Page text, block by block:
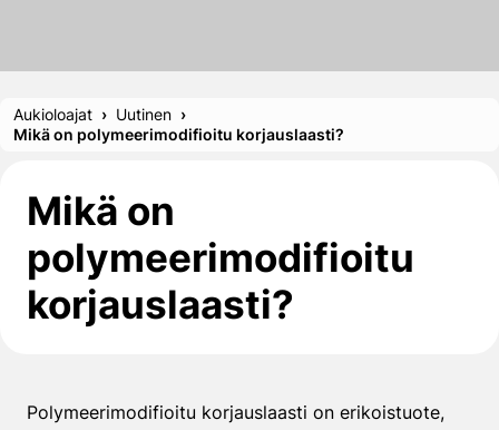
Aukioloajat
Uutinen
Mikä on polymeerimodifioitu korjauslaasti?
Mikä on
polymeerimodifioitu
korjauslaasti?
Polymeerimodifioitu korjauslaasti on erikoistuote,